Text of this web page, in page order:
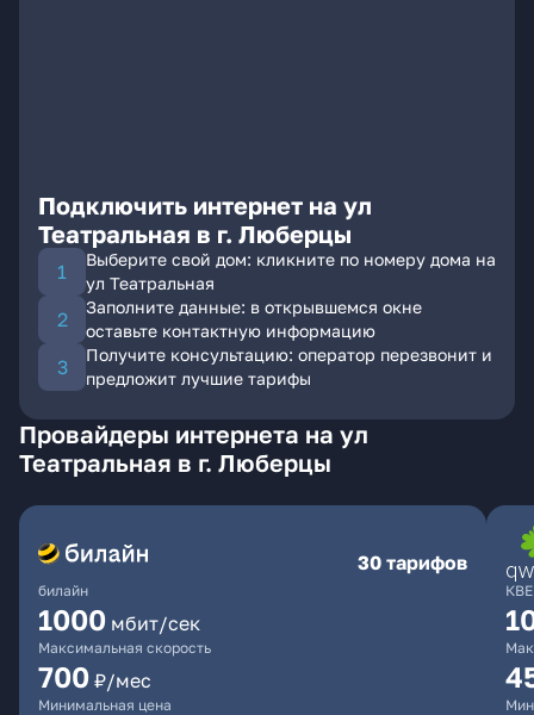
Подключить интернет на ул
Театральная в г. Люберцы
Выберите свой дом: кликните по номеру дома на
ул Театральная
Заполните данные: в открывшемся окне
оставьте контактную информацию
Получите консультацию: оператор перезвонит и
предложит лучшие тарифы
Провайдеры интернета на ул
Театральная в г. Люберцы
билайн
30 тарифов
1000 мбит/сек
Максимальная скорость
700 ₽/мес
Минимальная цена